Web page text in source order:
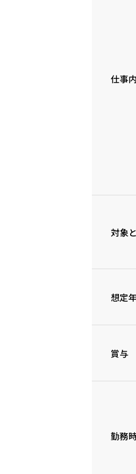
仕事
対象
想定
賞与
勤務